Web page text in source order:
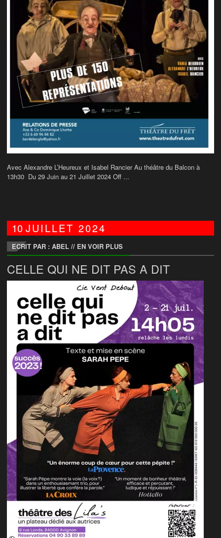
Avec Alexandre L’Heureux et Isabel Rancier Au théâtre du Balcon à
13h30 Du 29 Juin au 21 Juillet 2024 Off ...
10JUILLET2024
ECRIT PAR : ABEL // EN VOIR PLUS
CELLE QUI NE DIT PAS A DIT